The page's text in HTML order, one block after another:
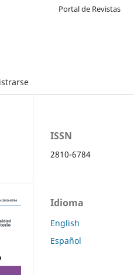
Portal de Revistas
ISSN
2810-6784
Idioma
English
Español